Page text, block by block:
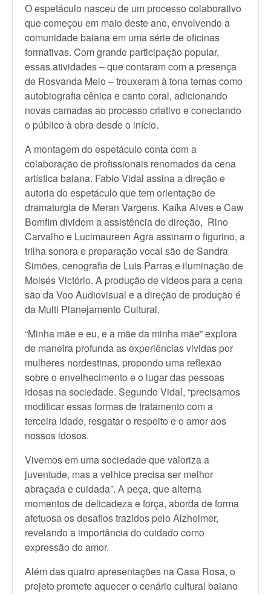
O espetáculo nasceu de um processo colaborativo
que começou em maio deste ano, envolvendo a
comunidade baiana em uma série de oficinas
formativas. Com grande participação popular,
essas atividades – que contaram com a presença
de Rosvanda Melo – trouxeram à tona temas como
autobiografia cênica e canto coral, adicionando
novas camadas ao processo criativo e conectando
o público à obra desde o início.
A montagem do espetáculo conta com a
colaboração de profissionais renomados da cena
artística baiana. Fabio Vidal assina a direção e
autoria do espetáculo que tem orientação de
dramaturgia de Meran Vargens. Kaíka Alves e Caw
Bomfim dividem a assistência de direção, Rino
Carvalho e Lucimaureen Agra assinam o figurino, a
trilha sonora e preparação vocal são de Sandra
Simões, cenografia de Luis Parras e iluminação de
Moisés Victório. A produção de vídeos para a cena
são da Voo Audiovisual e a direção de produção é
da Multi Planejamento Cultural.
“Minha mãe e eu, e a mãe da minha mãe” explora
de maneira profunda as experiências vividas por
mulheres nordestinas, propondo uma reflexão
sobre o envelhecimento e o lugar das pessoas
idosas na sociedade. Segundo Vidal, “precisamos
modificar essas formas de tratamento com a
terceira idade, resgatar o respeito e o amor aos
nossos idosos.
Vivemos em uma sociedade que valoriza a
juventude, mas a velhice precisa ser melhor
abraçada e cuidada”. A peça, que alterna
momentos de delicadeza e força, aborda de forma
afetuosa os desafios trazidos pelo Alzheimer,
revelando a importância do cuidado como
expressão do amor.
Além das quatro apresentações na Casa Rosa, o
projeto promete aquecer o cenário cultural baiano